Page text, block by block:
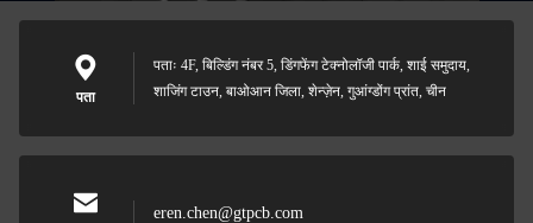
पता
पताः 4F, बिल्डिंग नंबर 5, डिंगफेंग टेक्नोलॉजी पार्क, शाई समुदाय,
शाजिंग टाउन, बाओआन जिला, शेन्ज़ेन, गुआंग्डोंग प्रांत, चीन
eren.chen@gtpcb.com